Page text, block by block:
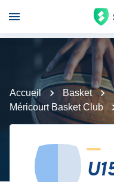
Accueil Basket
Méricourt Basket Club